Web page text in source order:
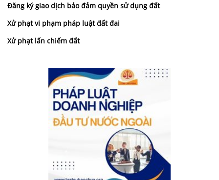
Đăng ký giao dịch bảo đảm quyền sử dụng đất
Xử phạt vi phạm pháp luật đất đai
Xử phạt lấn chiếm đất